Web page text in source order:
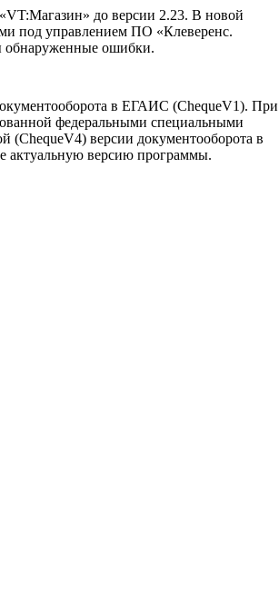
до версии 2.23. В новой
под управлением ПО «Клеверенс.
обнаруженные ошибки.
в ЕГАИС (ChequeV1). При
федеральными специальными
(ChequeV4) версии документооборота в
актуальную версию программы.